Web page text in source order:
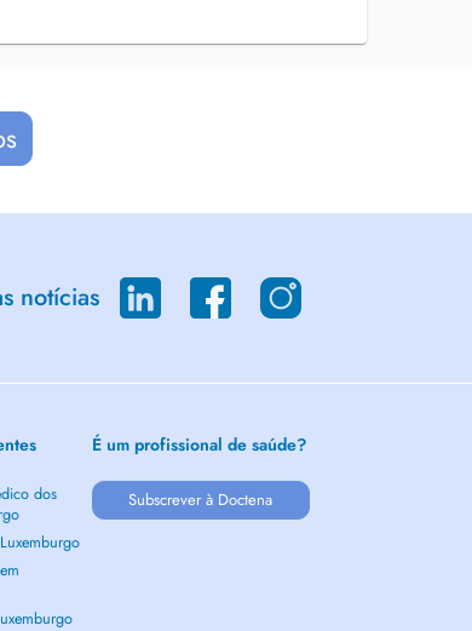
notícias
dos
É um profissional de saúde?
Subscrever à Doctena